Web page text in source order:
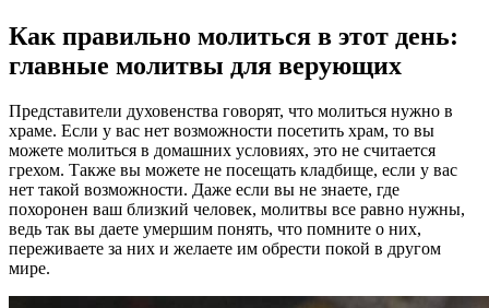
Как правильно молиться в этот день:
главные молитвы для верующих
Представители духовенства говорят, что молиться нужно в
храме. Если у вас нет возможности посетить храм, то вы
можете молиться в домашних условиях, это не считается
грехом. Также вы можете не посещать кладбище, если у вас
нет такой возможности. Даже если вы не знаете, где
похоронен ваш близкий человек, молитвы все равно нужны,
ведь так вы даете умершим понять, что помните о них,
переживаете за них и желаете им обрести покой в другом
мире.